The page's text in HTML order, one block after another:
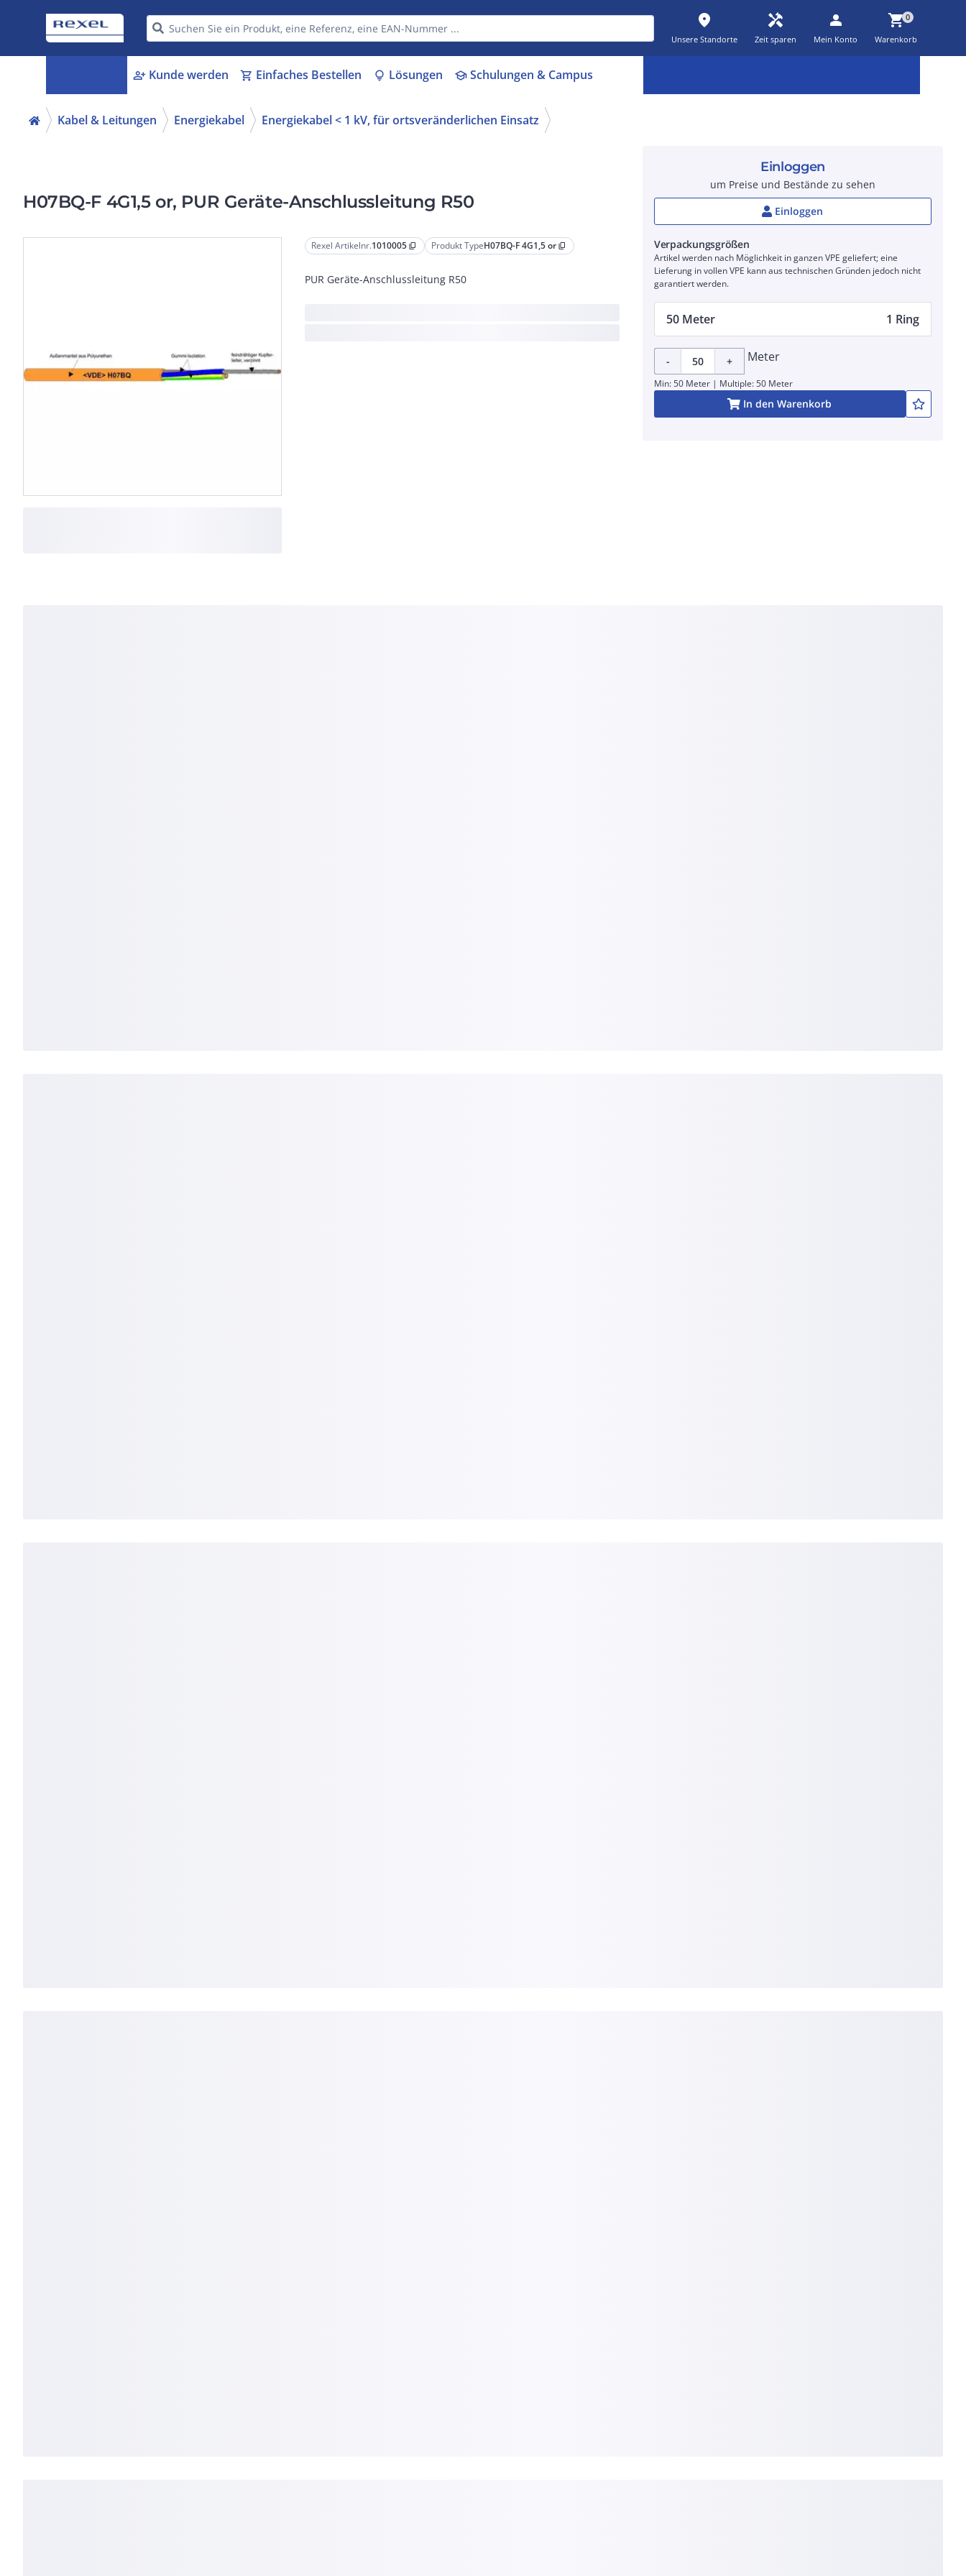
place
Unsere Standorte
handyman
Zeit sparen
person
Mein Konto
shopping_cart0
Warenkorb
person_add Kunde werden shopping_cart Einfaches Bestellen lightbulb Lösungen schoolSchulungen & Campus
Kabel & Leitungen Energiekabel Energiekabel < 1 kV, für ortsveränderlichen Einsatz
H07BQ-F 4G1,5 or, PUR Geräte-Anschlussleitung R50
Rexel Artikelnr.1010005 content_copy Produkt TypeH07BQ-F 4G1,5 or content_copy
PUR Geräte-Anschlussleitung R50
Einloggen
um Preise und Bestände zu sehen
Einloggen
Verpackungsgrößen
Artikel werden nach Möglichkeit in ganzen VPE geliefert; eine
Lieferung in vollen VPE kann aus technischen Gründen jedoch nicht
garantiert werden.
50 Meter 1 Ring
- + Meter
Min: 50 Meter | Multiple: 50 Meter
In den Warenkorb